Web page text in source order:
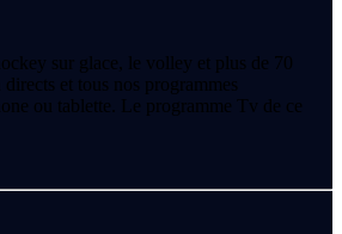
sur glace, le volley et plus de 70
et tous nos programmes
ou tablette. Le programme Tv de ce